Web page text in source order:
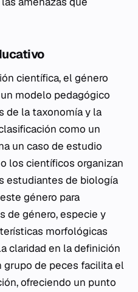
científica, el género
modelo pedagógico
de la taxonomía y la
como un
un caso de estudio
los científicos organizan
estudiantes de biología
género para
de género, especie y
morfológicas
claridad en la definición
grupo de peces facilita el
ofreciendo un punto